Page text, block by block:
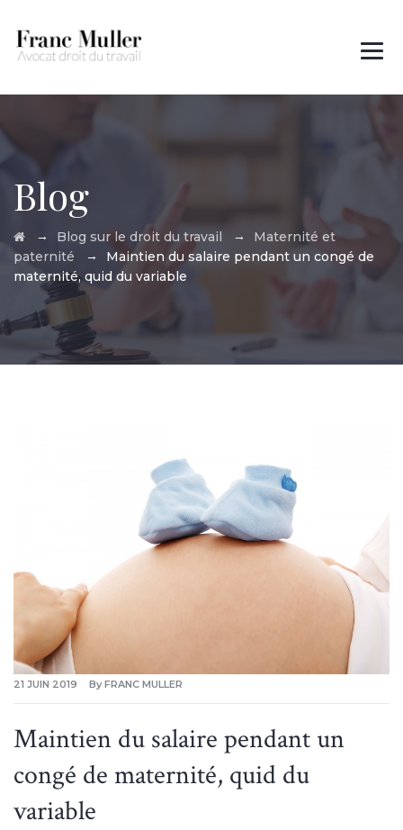
Blog
→ Blog sur le droit du travail →
Maternité et
paternité →
Maintien du salaire pendant un congé de
maternité, quid du variable
21 JUIN 2019 By FRANC MULLER
Maintien du salaire pendant un
congé de maternité, quid du
variable